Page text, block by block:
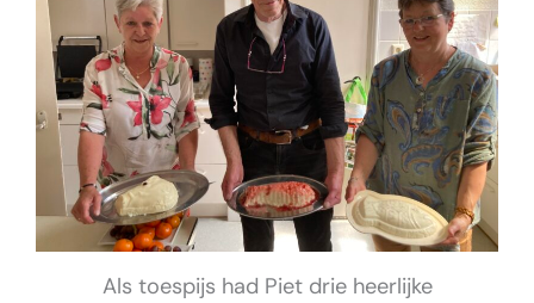
Als toespijs had Piet drie heerlijke